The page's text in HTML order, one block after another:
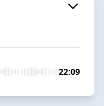
22:09